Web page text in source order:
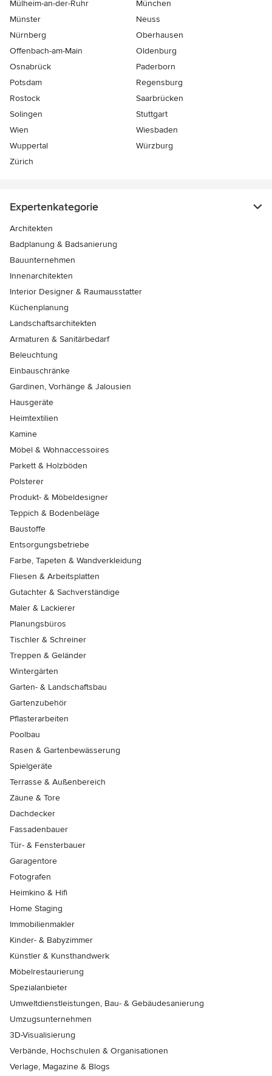
Mülheim-an-der-Ruhr
München
Münster
Neuss
Nürnberg
Oberhausen
Offenbach-am-Main
Oldenburg
Osnabrück
Paderborn
Potsdam
Regensburg
Rostock
Saarbrücken
Solingen
Stuttgart
Wien
Wiesbaden
Wuppertal
Würzburg
Zürich
Expertenkategorie
Architekten
Badplanung & Badsanierung
Bauunternehmen
Innenarchitekten
Interior Designer & Raumausstatter
Küchenplanung
Landschaftsarchitekten
Armaturen & Sanitärbedarf
Beleuchtung
Einbauschränke
Gardinen, Vorhänge & Jalousien
Hausgeräte
Heimtextilien
Kamine
Möbel & Wohnaccessoires
Parkett & Holzböden
Polsterer
Produkt- & Möbeldesigner
Teppich & Bodenbeläge
Baustoffe
Entsorgungsbetriebe
Farbe, Tapeten & Wandverkleidung
Fliesen & Arbeitsplatten
Gutachter & Sachverständige
Maler & Lackierer
Planungsbüros
Tischler & Schreiner
Treppen & Geländer
Wintergärten
Garten- & Landschaftsbau
Gartenzubehör
Pflasterarbeiten
Poolbau
Rasen & Gartenbewässerung
Spielgeräte
Terrasse & Außenbereich
Zäune & Tore
Dachdecker
Fassadenbauer
Tür- & Fensterbauer
Garagentore
Fotografen
Heimkino & Hifi
Home Staging
Immobilienmakler
Kinder- & Babyzimmer
Künstler & Kunsthandwerk
Möbelrestaurierung
Spezialanbieter
Umweltdienstleistungen, Bau- & Gebäudesanierung
Umzugsunternehmen
3D-Visualisierung
Verbände, Hochschulen & Organisationen
Verlage, Magazine & Blogs